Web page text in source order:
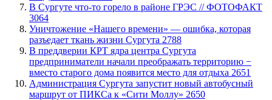
​В Сургуте что-то горело в районе ГРЭС // ФОТОФАКТ
3064
​Уничтожение «Нашего времени» — ошибка, которая
разъедает ткань жизни Сургута 2788
​В преддверии КРТ ядра центра Сургута
предприниматели начали преображать территорию −
вместо старого дома появится место для отдыха 2651
​Администрация Сургута запустит новый автобусный
маршрут от ПИКСа к «Сити Моллу» 2650